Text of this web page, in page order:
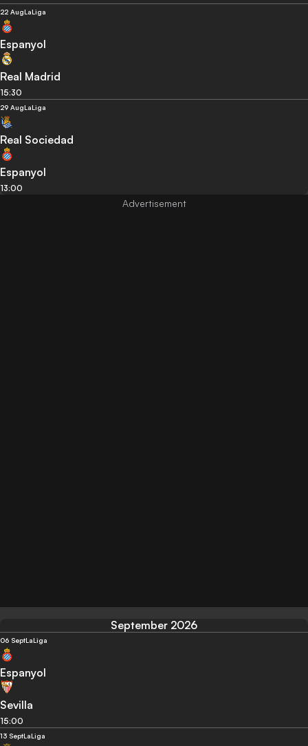
22 AugLaLiga
Espanyol
Real Madrid
15:30
29 AugLaLiga
Real Sociedad
Espanyol
13:00
September 2026
06 SeptLaLiga
Espanyol
Sevilla
15:00
13 SeptLaLiga